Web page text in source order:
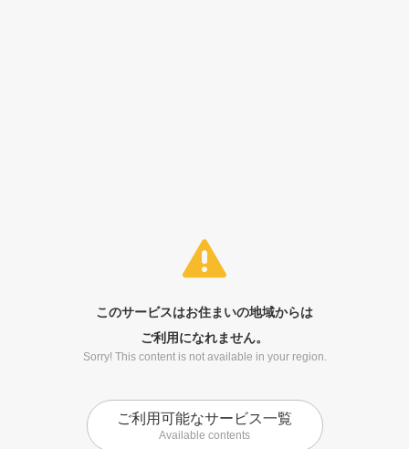
このサービスはお住まいの地域からは
ご利用になれません。
Sorry! This content is not available in your region.
ご利用可能なサービス一覧
Available contents